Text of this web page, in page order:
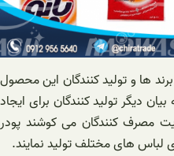
ها و تولید کنندگان این محصول
دیگر تولید کنندگان برای ایجاد
مصرف کنندگان می کوشند پودر
لباس های مختلف تولید نمایند.